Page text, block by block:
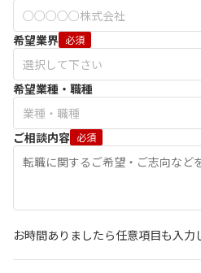
希望業界 必須
希望業種・職種
ご相談内容 必須
お時間ありましたら任意項目も入力